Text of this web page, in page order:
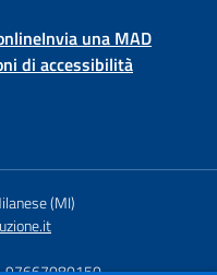
Invia una MAD
di accessibilità
(MI)